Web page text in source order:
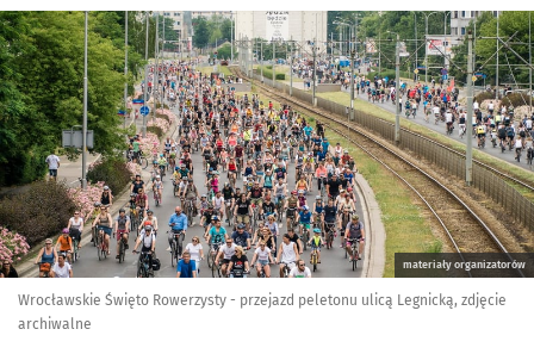
Kliknij, aby powiększyć
materiały organizatorów
Wrocławskie Święto Rowerzysty - przejazd peletonu ulicą Legnicką, zdjęcie
archiwalne